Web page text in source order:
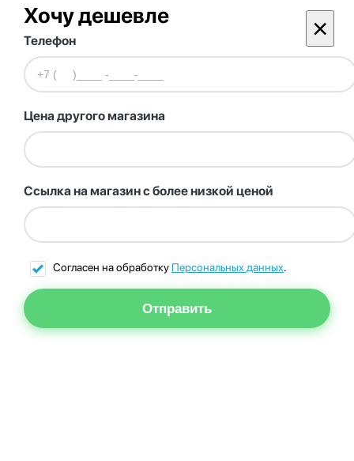
Хочу дешевле ×
Телефон
Цена другого магазина
Ссылка на магазин с более низкой ценой
Согласен на обработку Персональных данных.
Отправить